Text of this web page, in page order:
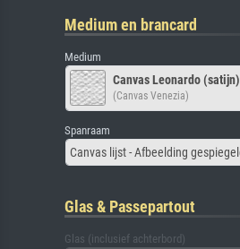
Medium en brancard
Medium
Canvas Leonardo (satijn)
(Canvas Venezia)
Spanraam
Glas & Passepartout
Glas (inclusief achterbord)